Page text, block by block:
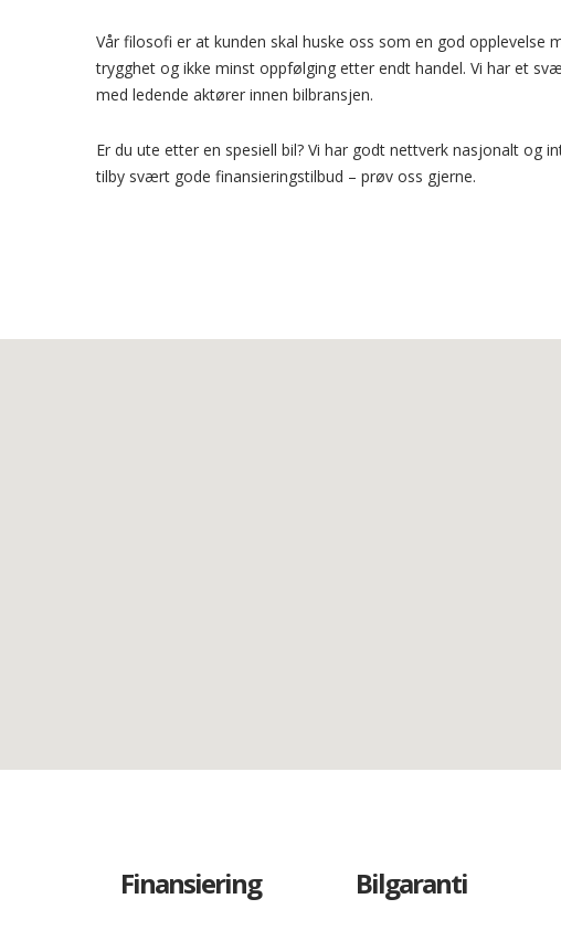
Vår filosofi er at kunden skal huske oss som en god opplevelse
trygghet og ikke minst oppfølging etter endt handel. Vi har et
med ledende aktører innen bilbransjen.
Er du ute etter en spesiell bil? Vi har godt nettverk nasjonalt og
tilby svært gode finansieringstilbud – prøv oss gjerne.
Finansiering Bilgaranti